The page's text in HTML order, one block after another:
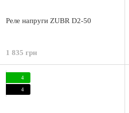
Реле напруги ZUBR D2-50
1 835 грн
4
4